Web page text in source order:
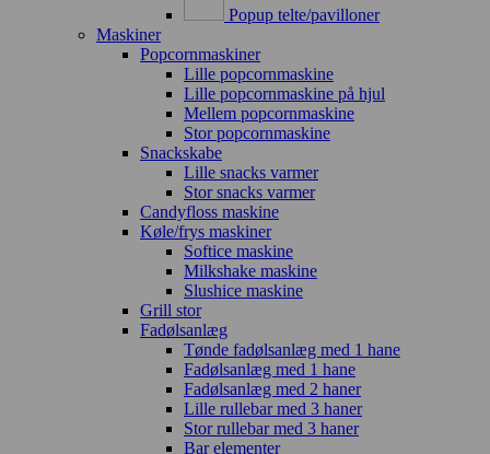
Popup telte/pavilloner
Maskiner
Popcornmaskiner
Lille popcornmaskine
Lille popcornmaskine på hjul
Mellem popcornmaskine
Stor popcornmaskine
Snackskabe
Lille snacks varmer
Stor snacks varmer
Candyfloss maskine
Køle/frys maskiner
Softice maskine
Milkshake maskine
Slushice maskine
Grill stor
Fadølsanlæg
Tønde fadølsanlæg med 1 hane
Fadølsanlæg med 1 hane
Fadølsanlæg med 2 haner
Lille rullebar med 3 haner
Stor rullebar med 3 haner
Bar elementer